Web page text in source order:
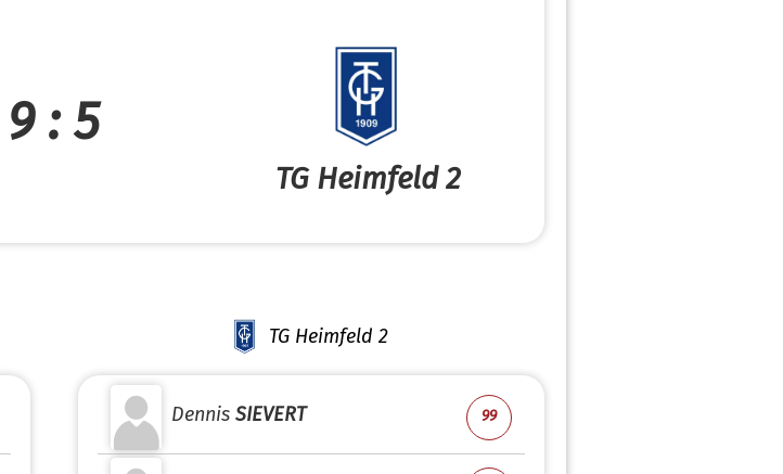
9 : 5
TG Heimfeld 2
TG Heimfeld 2
Dennis SIEVERT 99